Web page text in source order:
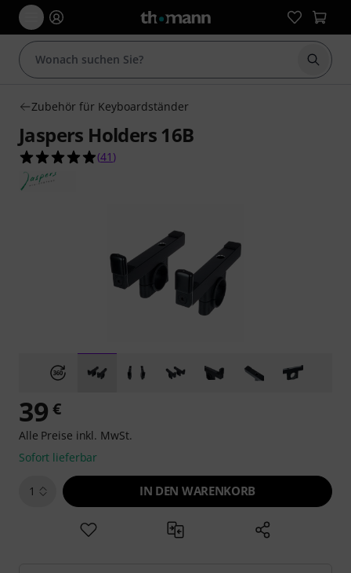
Suche
Zubehör für Keyboardständer
Jaspers Holders 16B
4.9 von 5 Sternen aus 41 Kundenbewertungen
(41 )
39 €
Alle Preise inkl. MwSt.
Sofort lieferbar
1 IN DEN WARENKORB